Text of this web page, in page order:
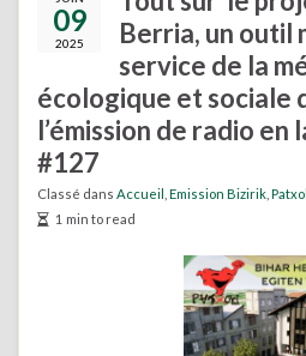
09
2025
Berria, un outil
service de la
écologique et sociale
l’émission de radio en
#127
Classé dans Accueil Emission Bizirik
1 min to read